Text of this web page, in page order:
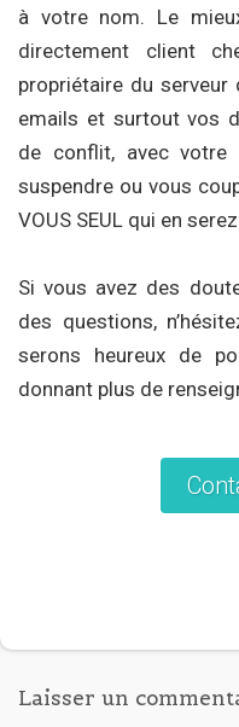
à votre nom. Le
directement client
propriétaire du
emails et surtout vos
de conflit, avec votre
suspendre ou vous
VOUS SEUL qui en
Si vous avez des
des questions,
serons heureux de
donnant plus de
Laisser un